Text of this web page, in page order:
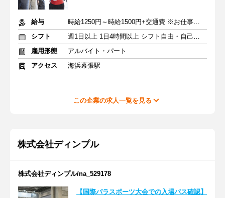
給与
時給1250円～時給1500円+交通費 ※お仕事により時給は変動
シフト
週1日以上 1日4時間以上 シフト自由・自己申告
雇用形態
アルバイト・パート
アクセス
海浜幕張駅
この企業の求人一覧を見る
株式会社ディンプル
株式会社ディンプル/na_529178
【国際パラスポーツ大会での入場パス確認】